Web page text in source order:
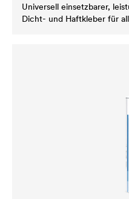
Universell einsetzbarer,
Dicht- und Haftkleber für